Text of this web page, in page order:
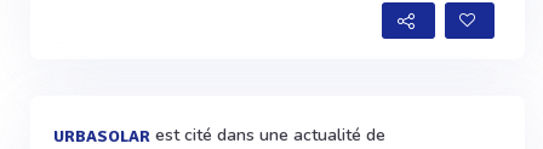
URBASOLAR est cité dans une actualité de